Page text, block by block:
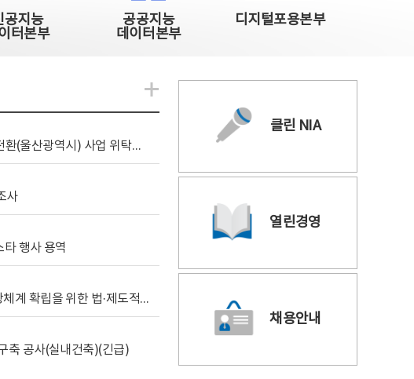
공지능
터본부
공공지능
데이터본부
디지털포용본부
[조달입찰공고] 2026년 공공 AI CCTV 전환(울산광역시) 사업 위탁감리
사
행사 용역
[위탁연구] 학습데이터 거래 시장의 보상체계 확립을 위한 법·제도적 검토 방안 연구
축 공사(실내건축)(긴급)
알림관련 더보기
클린 NIA
열린경영
채용안내